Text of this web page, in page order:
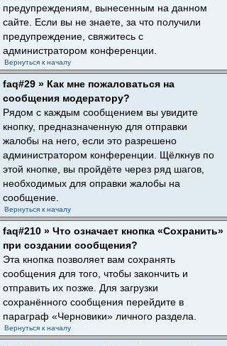
предупреждениям, вынесенным на данном
сайте. Если вы не знаете, за что получили
предупреждение, свяжитесь с
администратором конференции.
Вернуться к началу
faq#29 » Как мне пожаловаться на
сообщения модератору?
Рядом с каждым сообщением вы увидите
кнопку, предназначенную для отправки
жалобы на него, если это разрешено
администратором конференции. Щёлкнув по
этой кнопке, вы пройдёте через ряд шагов,
необходимых для оправки жалобы на
сообщение.
Вернуться к началу
faq#210 » Что означает кнопка «Сохранить»
при создании сообщения?
Эта кнопка позволяет вам сохранять
сообщения для того, чтобы закончить и
отправить их позже. Для загрузки
сохранённого сообщения перейдите в
параграф «Черновики» личного раздела.
Вернуться к началу